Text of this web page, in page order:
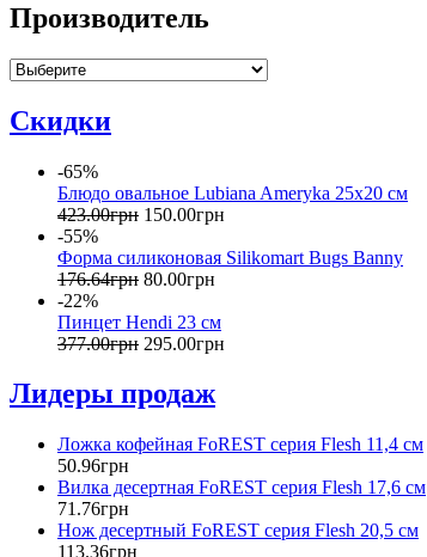
Производитель
Скидки
-65%
Блюдо овальное Lubiana Ameryka 25х20 см
423.00грн 150.00грн
-55%
Форма силиконовая Silikomart Bugs Banny
176.64грн 80.00грн
-22%
Пинцет Hendi 23 см
377.00грн 295.00грн
Лидеры продаж
Ложка кофейная FoREST серия Flesh 11,4 см
50.96грн
Вилка десертная FoREST серия Flesh 17,6 см
71 .76грн
Нож десертный FoREST серия Flesh 20,5 см
113.36грн